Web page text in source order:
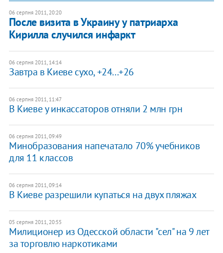
06 серпня 2011, 20:20
После визита в Украину у патриарха
Кирилла случился инфаркт
06 серпня 2011, 14:14
Завтра в Киеве сухо, +24...+26
06 серпня 2011, 11:47
В Киеве у инкассаторов отняли 2 млн грн
06 серпня 2011, 09:49
Минобразования напечатало 70% учебников
для 11 классов
06 серпня 2011, 09:14
В Киеве разрешили купаться на двух пляжах
05 серпня 2011, 20:55
Милиционер из Одесской области "сел" на 9 лет
за торговлю наркотиками